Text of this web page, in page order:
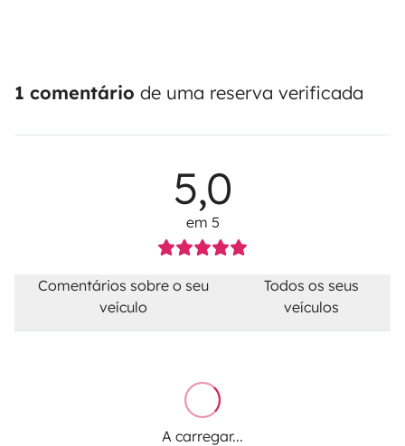
1 comentário de uma reserva verificada
5,0
em 5
Comentários sobre o seu
veículo
Todos os seus
veículos
A carregar...